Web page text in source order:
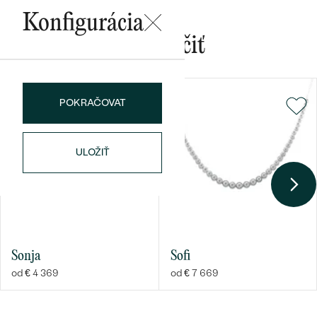
Konfigurácia
POKRAČOVAT
ULOŽIŤ
Mohlo by sa vám páčiť
Sonja
od € 4 369
Sofi
od € 7 669